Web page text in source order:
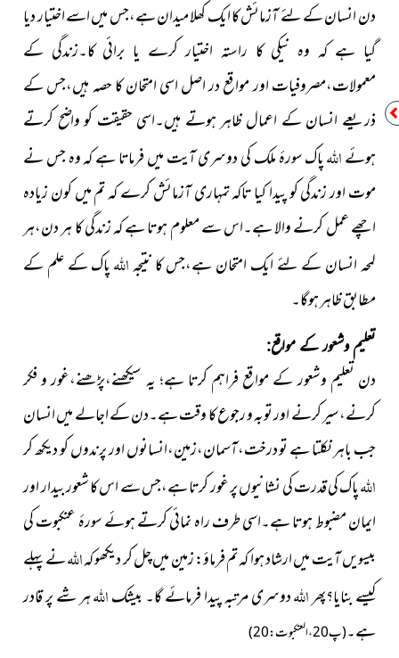
دن انسان کے لئے آزمائش کا ایک کھلا میدان ہے،جس میں اسے اختیار دیا
گیا ہے کہ وہ نیکی کا راستہ اختیار کرے یا برائی کا۔زندگی کے
معمولات،مصروفیات اور مواقع در اصل اسی امتحان کا حصہ ہیں،جس کے
ذریعے انسان کے اعمال ظاہر ہوتے ہیں۔اسی حقیقت کو واضح کرتے
ہوئےاللہپاک سورۂ ملک کی دوسری آیت میں فرماتا ہے کہ وہ جس نے
موت اور زندگی کو پیدا کیا تاکہ تمہاری آزمائش کرے کہ تم میں کون زیادہ
اچھے عمل کرنے والا ہے۔اس سے معلوم ہوتا ہے کہ زندگی کا ہر دن،ہر
لمحہ انسان کے لئے ایک امتحان ہے،جس کا نتیجہاللہپاک کے علم کے
مطابق ظاہر ہوگا۔
تعلیم وشعور کے مواقع:
دن تعلیم وشعور کے مواقع فراہم کرتا ہے؛ یہ سیکھنے،پڑھنے،غور و فکر
کرنے،سیر کرنے اور توبہ و رجوع کا وقت ہے۔دن کے اجالے میں انسان
جب باہر نکلتا ہے تو درخت،آسمان،زمین،انسانوں اور پرندوں کو دیکھ کر
اللہپاک کی قدرت کی نشانیوں پر غور کرتا ہے،جس سے اس کا شعور بیدار اور
ایمان مضبوط ہوتا ہے۔اسی طرف راہ نمائی کرتے ہوئے سورۂ عنکبوت کی
بیسویں آیت میں ارشاد ہوا کہتم فرماؤ:زمین میں چل کر دیکھو کہاللہنے پہلے
کیسے بنایا؟پھراللہدوسری مرتبہ پیدافرمائے گا۔ بیشکاللہہر شے پر قادر
ہے۔(پ20،العنکبوت:20)